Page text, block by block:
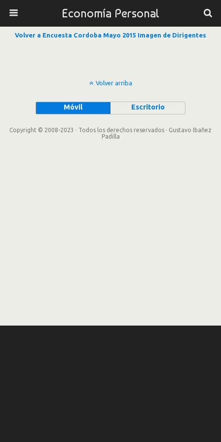
Economía Personal
Volver a Encuesta Cordoba Mayo 2015 Imagen de Dirigentes
Volver arriba
Móvil Escritorio
Copyright © 2008-2023 · Todos los derechos reservados · Gustavo Ibañez
Padilla